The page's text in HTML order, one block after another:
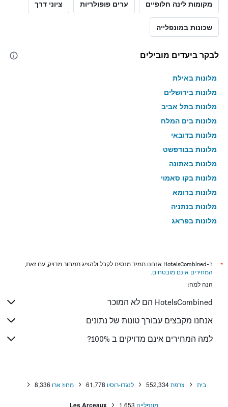
מקומות לינה חלופיים ערים פופולריות ציוני דרך
שכונות במונפלייה
לבקר ביעדים מובילים
מלונות באילת
מלונות בירושלים
מלונות בתל אביב
מלונות בים המלח
מלונות בדובאי
מלונות בבודפשט
מלונות באתונה
מלונות בקו סאמוי
מלונות ברומא
מלונות בנתניה
מלונות בפראג
מלונות בניו יורק
מלונות בבנגקוק
מלונות בבוקרשט
מלונות בפאפוס
מלונות בלימסול
*
ב-HotelsCombined אנחנו תמיד מנסים לקבל ולהציג תמחור מדויק, עם זאת,
המחירים אינם מובטחים.
הנה למה:
HotelsCombined הם לא המוכר
אנחנו מקבצים עבורך טונות של נתונים
למה המחירים אינם מדויקים ב 100%?
בית צרפת 552,334 לנגדו-רוסיו 61,778 מחוז ארו 8,336
מונפלייה 1,653
Les Arceaux